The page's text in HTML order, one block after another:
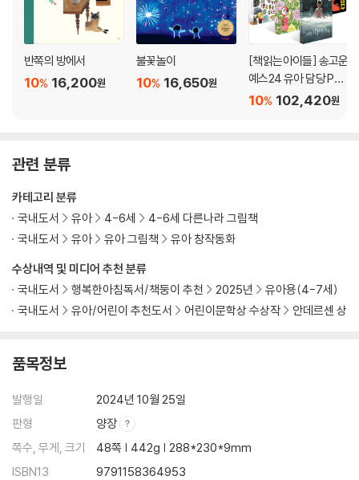
반쪽의 방에서
16,200원
10%
불꽃놀이
16,650원
10%
[책읽는아이들] 송고운
예스24 유아 담당 PD
추천 유아 5~7세 세트
102,420원
10%
관련 분류
수상내역 및 미디어 추천 분류
국내도서
행복한아침독서/책둥이 추천 2025년
유아용(4-7세)
국내도서
유아/어린이 추천도서 어린이문학상 수상작 안데르센 상
카테고리 분류
국내도서
유아 4-6세
4-6세 다른나라 그림책
국내도서
유아 유아 그림책 유아 창작동화
품목정보
발행일
2024년 10월 25일
판형
양장
쪽수, 무게, 크기
48쪽 | 442g | 288*230*9mm
ISBN13
9791158364953